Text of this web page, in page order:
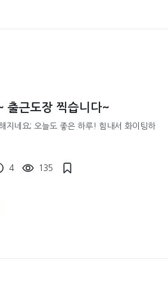
출근도장 찍습니다~
지네요; 오늘도 좋은 하루! 힘내서 화이팅하
4 135